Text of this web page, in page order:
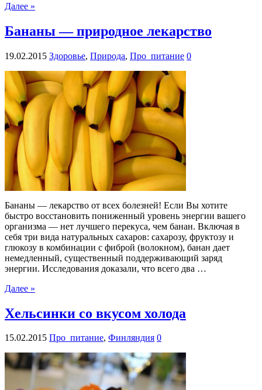
Далее »
Бананы — природное лекарство
19.02.2015 Здоровье, Природа, Про_питание 0
Бананы — лекарство от всех болезней! Если Вы хотите
быстро восстановить пониженный уровень энергии вашего
организма — нет лучшего перекуса, чем банан. Включая в
себя три вида натуральных сахаров: сахарозу, фруктозу и
глюкозу в комбинации с фиброй (волокном), банан дает
немедленный, существенный поддерживающий заряд
энергии. Исследования доказали, что всего два …
Далее »
Хельсинки со вкусом холода
15.02.2015 Про_питание, Финляндия 0